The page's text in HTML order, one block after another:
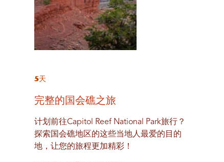
5天
完整的国会礁之旅
计划前往Capitol Reef National Park旅行？
探索国会礁地区的这些当地人最爱的目的
地，让您的旅程更加精彩！